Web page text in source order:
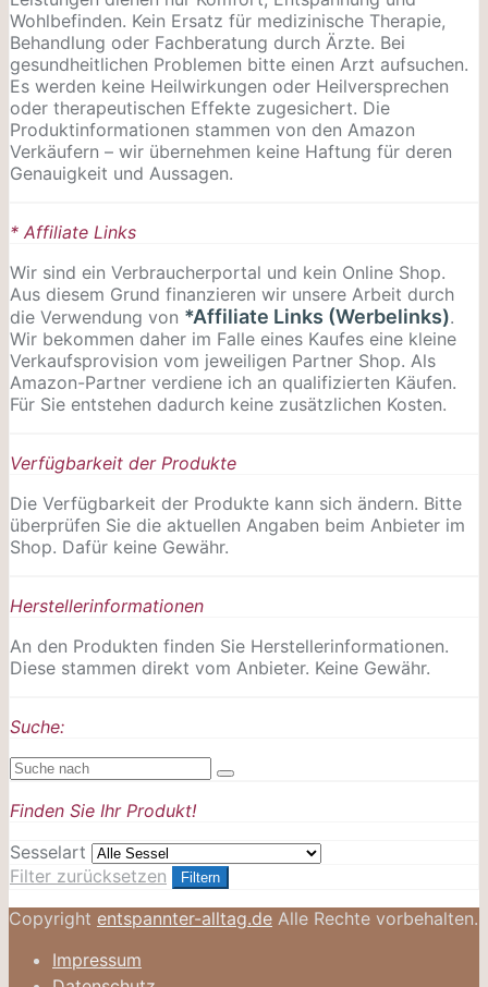
Wohlbefinden. Kein Ersatz für medizinische Therapie,
Behandlung oder Fachberatung durch Ärzte. Bei
gesundheitlichen Problemen bitte einen Arzt aufsuchen.
Es werden keine Heilwirkungen oder Heilversprechen
oder therapeutischen Effekte zugesichert. Die
Produktinformationen stammen von den Amazon
Verkäufern – wir übernehmen keine Haftung für deren
Genauigkeit und Aussagen.
* Affiliate Links
Wir sind ein Verbraucherportal und kein Online Shop.
Aus diesem Grund finanzieren wir unsere Arbeit durch
die Verwendung von *Affiliate Links (Werbelinks).
Wir bekommen daher im Falle eines Kaufes eine kleine
Verkaufsprovision vom jeweiligen Partner Shop. Als
Amazon-Partner verdiene ich an qualifizierten Käufen.
Für Sie entstehen dadurch keine zusätzlichen Kosten.
Verfügbarkeit der Produkte
Die Verfügbarkeit der Produkte kann sich ändern. Bitte
überprüfen Sie die aktuellen Angaben beim Anbieter im
Shop. Dafür keine Gewähr.
Herstellerinformationen
An den Produkten finden Sie Herstellerinformationen.
Diese stammen direkt vom Anbieter. Keine Gewähr.
Suche:
Finden Sie Ihr Produkt!
Sesselart
Filter zurücksetzen
Filtern
Copyright entspannter-alltag.de Alle Rechte vorbehalten.
Impressum